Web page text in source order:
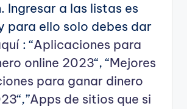
Ingresar a las listas es
para ello solo debes dar
: “Aplicaciones para
online 2023“, “Mejores
para ganar dinero
“,”Apps de sitios que si